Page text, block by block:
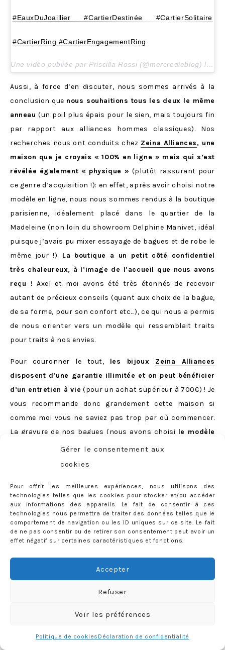
Gérer le consentement aux
cookies
Pour offrir les meilleures expériences, nous utilisons des
technologies telles que les cookies pour stocker et/ou accéder
aux informations des appareils. Le fait de consentir à ces
technologies nous permettra de traiter des données telles que le
comportement de navigation ou les ID uniques sur ce site. Le fait
de ne pas consentir ou de retirer son consentement peut avoir un
effet négatif sur certaines caractéristiques et fonctions.
Accepter
Refuser
Voir les préférences
Politique de cookies Déclaration de confidentialité
#EauxDuJoaillier #CartierDestinée #CartierSolitaire
#CartierRing #CartierEngagementRing
Une vidéo publiée par Priscilla Rossi (@mercredieblog) le
Aussi, à force d’en discuter, nous sommes arrivés à la
conclusion que nous souhaitions tous les deux le même
anneau (un poil plus épais pour le sien, mais toujours fin
par rapport aux alliances hommes classiques). Nos
recherches nous ont conduits chez Zeina Alliances, une
maison que je croyais « 100% en ligne » mais qui s’est
révélée également « physique » (plutôt rassurant pour
ce genre d’acquisition !): en effet, après avoir choisi notre
modèle en ligne, nous nous sommes rendus à la boutique
parisienne, idéalement placé dans le quartier de la
Madeleine (non loin du showroom Delphine Manivet, idéal
puisque j’avais pu mixer essayage de bagues et de robe le
même jour !). La boutique a un petit côté confidentiel
très chaleureux, à l’image de l’accueil que nous avons
reçu ! Axel et moi avons été très étonnés de recevoir
autant de précieux conseils (quant aux choix de la bague,
de sa forme, pour son confort etc…), ce qui nous a permis
de nous orienter vers un modèle qui ressemblait traits
pour traits à nos envies.
Pour couronner le tout, les bijoux Zeina Alliances
disposent d’une garantie illimitée et on peut bénéficier
d’un entretien à vie (pour un achat supérieur à 700€) ! Je
vous recommande donc grandement cette maison si
comme moi vous ne saviez pas trop par où commencer.
La gravure de nos bagues (nous avons choisi le modèle
) est elle-aussi gratuite, nous en avons bien
entendu profité pour inscrire quelques petits mots… qui